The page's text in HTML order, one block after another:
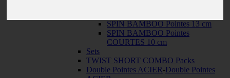
SPIN BAMBOO Pointes 13 cm
SPIN BAMBOO Pointes
COURTES 10 cm
Sets
TWIST SHORT COMBO Packs
Double Pointes ACIER-Double Pointes